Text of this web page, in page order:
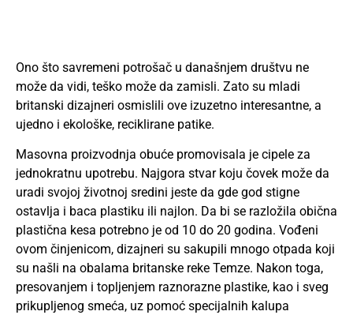
Ono što savremeni potrošač u današnjem društvu ne
može da vidi, teško može da zamisli. Zato su mladi
britanski dizajneri osmislili ove izuzetno interesantne, a
ujedno i ekološke, reciklirane patike.
Masovna proizvodnja obuće promovisala je cipele za
jednokratnu upotrebu. Najgora stvar koju čovek može da
uradi svojoj životnoj sredini jeste da gde god stigne
ostavlja i baca plastiku ili najlon. Da bi se razložila obična
plastična kesa potrebno je od 10 do 20 godina. Vođeni
ovom činjenicom, dizajneri su sakupili mnogo otpada koji
su našli na obalama britanske reke Temze. Nakon toga,
presovanjem i topljenjem raznorazne plastike, kao i sveg
prikupljenog smeća, uz pomoć specijalnih kalupa